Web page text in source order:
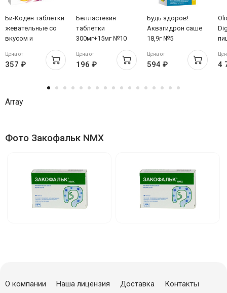
Би-Коден таблетки
жевательные со
вкусом и
апельсина
400мг+400мг №10
Цена от
357 ₽
Белластезин
таблетки
300мг+15мг №10
Цена от
196 ₽
Будь здоров!
Аквагидрон саше
18,9г №5
Цена от
594 ₽ 4
Array
Фото Закофальк NMX
О компании Наша лицензия Доставка
Контакты